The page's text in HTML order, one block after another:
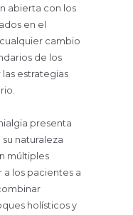
abierta con los
en el
cambio
de los
estrategias
presenta
naturaleza
múltiples
los pacientes a
holísticos y